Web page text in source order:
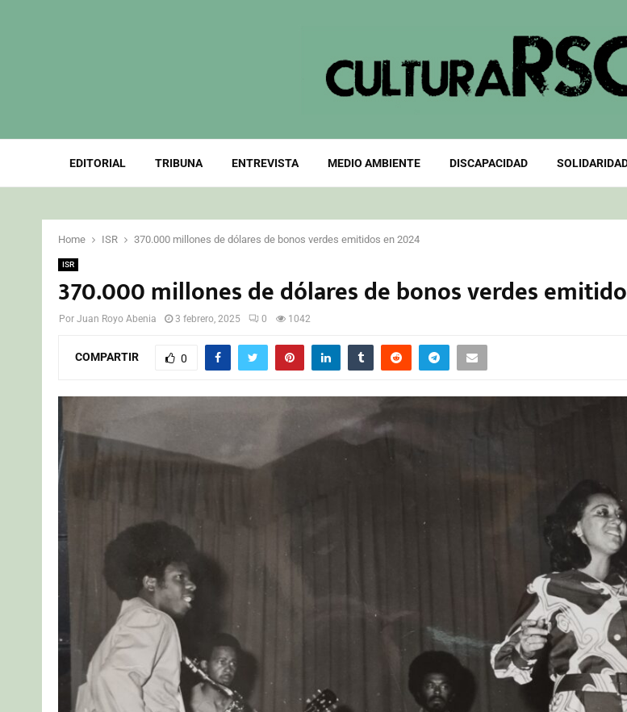
EDITORIAL TRIBUNA ENTREVISTA MEDIO AMBIENTE DISCAPACIDAD
Home ISR 370.000 millones de dólares de bonos verdes emitidos en 2024
ISR
370.000 millones de dólares de bonos verdes
Por Juan Royo Abenia 3 febrero, 2025 0 1042
COMPARTIR 0